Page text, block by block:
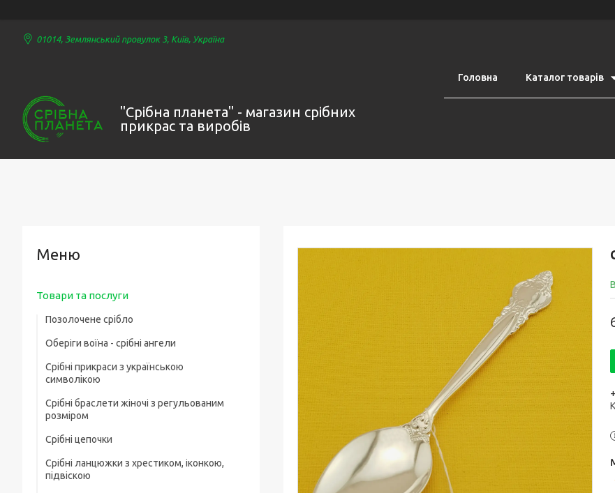
01014, Землянський провулок 3, Київ, Україна
"Срібна планета" - магазин срібних
прикрас та виробів
Головна Каталог товарів
Товари та послуги
Позолочене срібло
Оберіги воїна - срібні ангели
Срібні прикраси з українською
символікою
Срібні браслети жіночі з регульованим
розміром
Срібні цепочки
Чоловічі срібні цепочки
Срібні ланцюжки з хрестиком, іконкою,
підвіскою